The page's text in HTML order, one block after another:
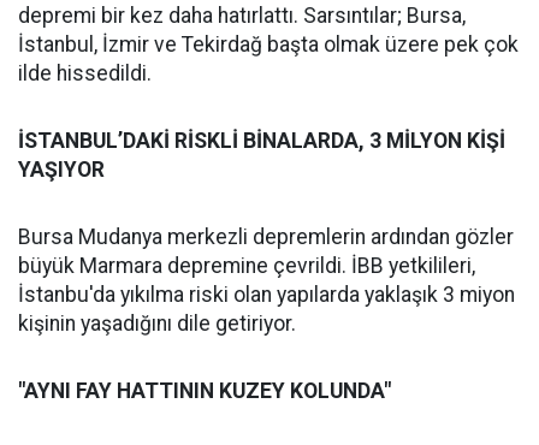
depremi bir kez daha hatırlattı. Sarsıntılar; Bursa,
İstanbul, İzmir ve Tekirdağ başta olmak üzere pek çok
ilde hissedildi.
İSTANBUL’DAKİ RİSKLİ BİNALARDA, 3 MİLYON KİŞİ
YAŞIYOR
Bursa Mudanya merkezli depremlerin ardından gözler
büyük Marmara depremine çevrildi. İBB yetkilileri,
İstanbu'da yıkılma riski olan yapılarda yaklaşık 3 miyon
kişinin yaşadığını dile getiriyor.
"AYNI FAY HATTININ KUZEY KOLUNDA"